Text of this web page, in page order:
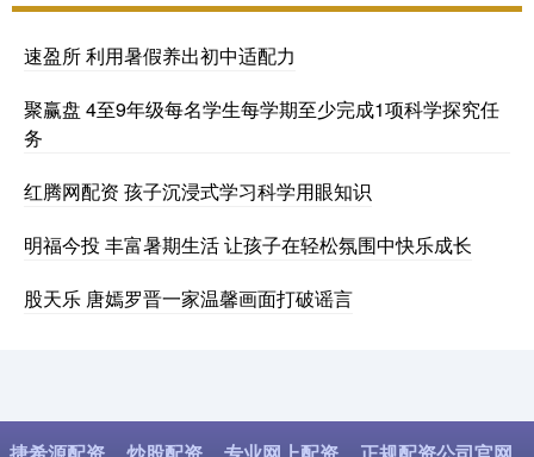
速盈所 利用暑假养出初中适配力
聚赢盘 4至9年级每名学生每学期至少完成1项科学探究任
务
红腾网配资 孩子沉浸式学习科学用眼知识
明福今投 丰富暑期生活 让孩子在轻松氛围中快乐成长
股天乐 唐嫣罗晋一家温馨画面打破谣言